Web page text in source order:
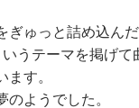
ぎゅっと詰め込ん
うテーマを掲げ
す。
ようでした。